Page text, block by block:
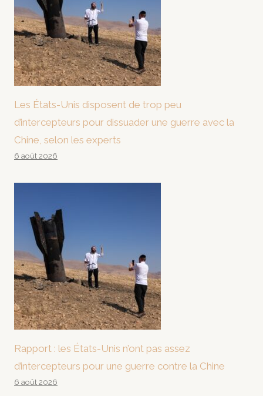
Les États-Unis disposent de trop peu
d’intercepteurs pour dissuader une guerre avec la
Chine, selon les experts
6 août 2026
Rapport : les États-Unis n’ont pas assez
d’intercepteurs pour une guerre contre la Chine
6 août 2026